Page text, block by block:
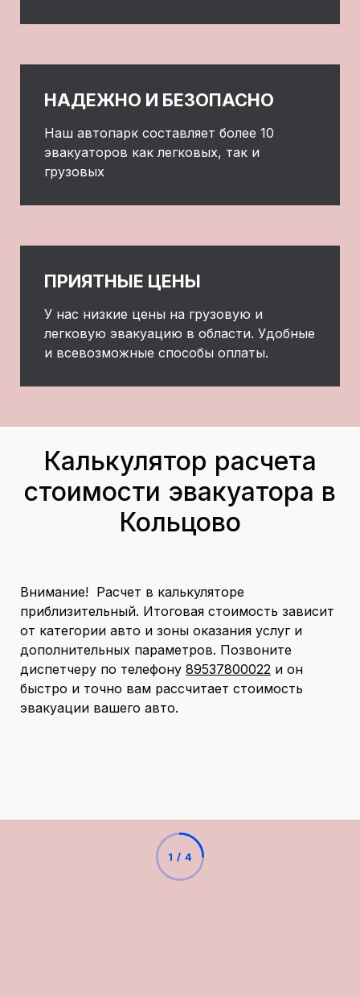
НАДЕЖНО И БЕЗОПАСНО
Наш автопарк составляет более 10
эвакуаторов как легковых, так и
грузовых
ПРИЯТНЫЕ ЦЕНЫ
У нас низкие цены на грузовую и
легковую эвакуацию в области. Удобные
и всевозможные способы оплаты.
Калькулятор расчета
стоимости эвакуатора в
Кольцово
Внимание! Расчет в калькуляторе
приблизительный. Итоговая стоимость зависит
от категории авто и зоны оказания услуг и
дополнительных параметров. Позвоните
диспетчеру по телефону 89537800022 и он
быстро и точно вам рассчитает стоимость
эвакуации вашего авто.
1 / 4